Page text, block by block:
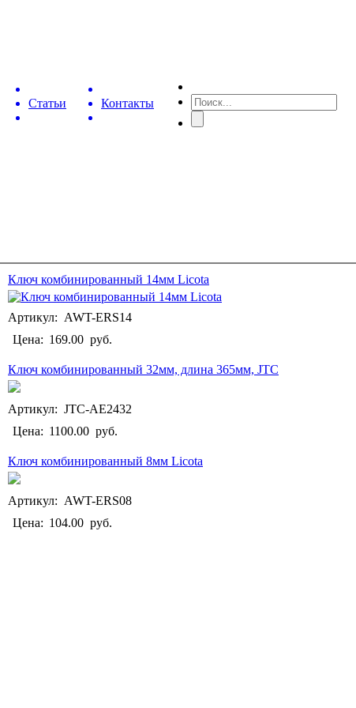
Статьи Контакты
Ключ комбинированный 14мм Licota
Артикул: AWT-ERS14
Цена: 169.00 руб.
Ключ комбинированный 32мм, длина 365мм, JTC
Артикул: JTC-AE2432
Цена: 1100.00 руб.
Ключ комбинированный 8мм Licota
Артикул: AWT-ERS08
Цена: 104.00 руб.